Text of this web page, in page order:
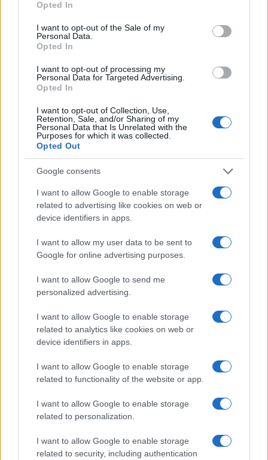
use your data for below specified purposes in below Google
consent section.
Opted In
I want to opt-out of the Sale of my
Personal Data.
Opted In
I want to opt-out of processing my
Personal Data for Targeted Advertising.
Opted In
I want to opt-out of Collection, Use,
Retention, Sale, and/or Sharing of my
Personal Data that Is Unrelated with the
Purposes for which it was collected.
Opted Out
Google consents
I want to allow Google to enable storage
related to advertising like cookies on web or
device identifiers in apps.
I want to allow my user data to be sent to
Google for online advertising purposes.
I want to allow Google to send me
personalized advertising.
I want to allow Google to enable storage
related to analytics like cookies on web or
device identifiers in apps.
I want to allow Google to enable storage
related to functionality of the website or app.
I want to allow Google to enable storage
related to personalization.
I want to allow Google to enable storage
related to security, including authentication